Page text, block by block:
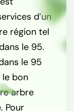
d’un
région tel
le 95.
le 95
bon
arbre
Pour